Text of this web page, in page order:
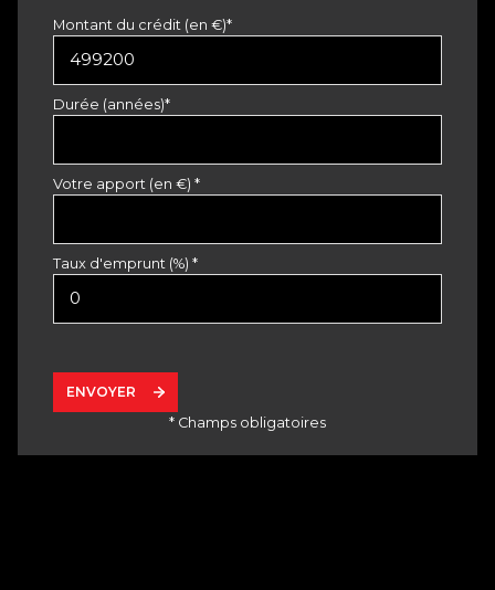
Montant du crédit (en €)*
Durée (années)*
Votre apport (en €) *
Taux d'emprunt (%) *
ENVOYER
* Champs obligatoires